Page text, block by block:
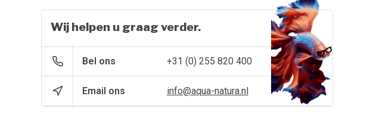
Wij helpen u graag verder.
Bel ons +31 (0) 255 820 400
Email ons info@aqua-natura.nl